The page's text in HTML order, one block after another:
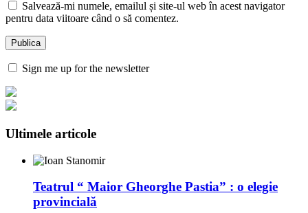
Salvează-mi numele, emailul și site-ul web în acest navigator
pentru data viitoare când o să comentez.
Sign me up for the newsletter
Ultimele articole
Teatrul “ Maior Gheorghe Pastia” : o elegie
provincială